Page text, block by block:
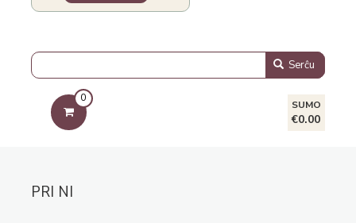
Serĉu
0
SUMO
€0.00
PRI NI